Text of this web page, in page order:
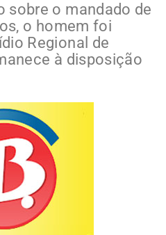
sobre o mandado de
o homem foi
Regional de
à disposição